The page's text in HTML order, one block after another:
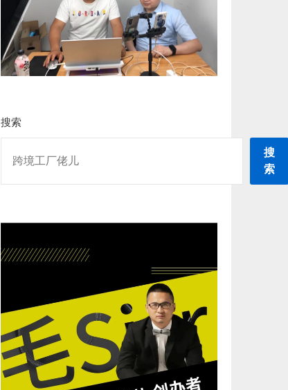
搜索
搜
索